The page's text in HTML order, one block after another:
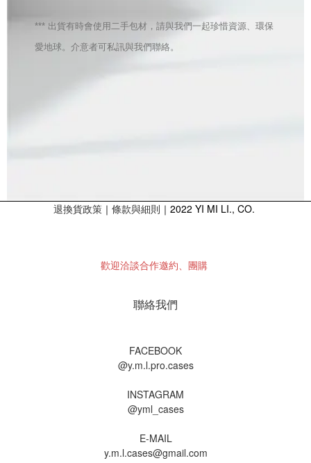
*** 出貨有時會使用二手包材，請與我們一起珍惜資源、環保
愛地球。介意者可私訊與我們聯絡。
退換貨政策 ｜ 條款與細則 ｜2022 YI MI LI., CO.
歡迎洽談合作邀約、團購
聯絡我們
FACEBOOK
@y.m.l.pro.cases
INSTAGRAM
@yml_cases
E-MAIL
y.m.l.cases@gmail.com